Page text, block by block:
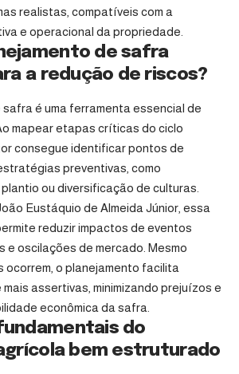
realistas, compatíveis com a
e operacional da propriedade.
de safra
a redução de riscos?
é uma ferramenta essencial de
mapear etapas críticas do ciclo
consegue identificar pontos de
preventivas, como
ou diversificação de culturas.
Eustáquio de Almeida Júnior, essa
reduzir impactos de eventos
e oscilações de mercado. Mesmo
ocorrem, o planejamento facilita
assertivas, minimizando prejuízos e
econômica da safra.
do
bem estruturado